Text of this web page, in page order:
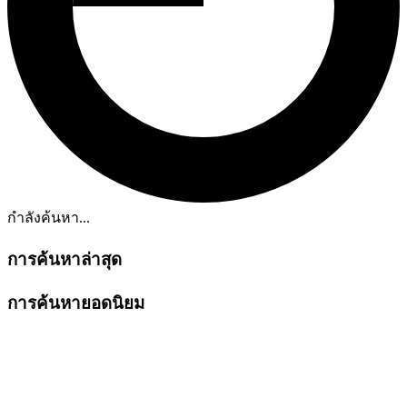
กำลังค้นหา...
การค้นหาล่าสุด
การค้นหายอดนิยม